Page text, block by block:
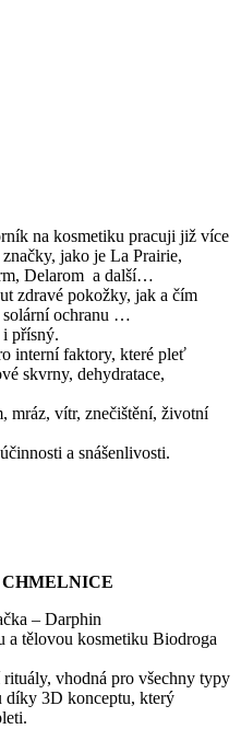
na kosmetiku pracuji již více
jako je La Prairie,
Delarom a další…
zdravé pokožky, jak a čím
solární ochranu …
přísný.
interní faktory, které pleť
skvrny, dehydratace,
mráz, vítr, znečištění, životní
a snášenlivosti.
CHMELNICE
– Darphin
a tělovou kosmetiku Biodroga
vhodná pro všechny typy
díky 3D konceptu, který